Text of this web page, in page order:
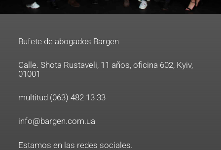
Bufete de abogados Bargen
Calle. Shota Rustaveli, 11 años, oficina 602, Kyiv,
01001
multitud (063) 482 13 33
info@bargen.com.ua
Estamos en las redes sociales.